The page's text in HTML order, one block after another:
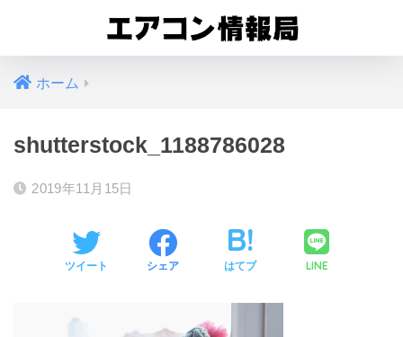
ホーム
shutterstock_1188786028
2019年11月15日
ツイート シェア はてブ LINE